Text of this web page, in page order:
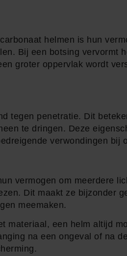
helmen is hun
Bij een botsing vervormt
groter oppervlak wordt
tegen penetratie. Dit
te dringen. Deze
verwondingen bij
vermogen om meerdere
Dit maakt ze bijzonder
meemaken.
materiaal, een helm altijd
na een ongeval of na